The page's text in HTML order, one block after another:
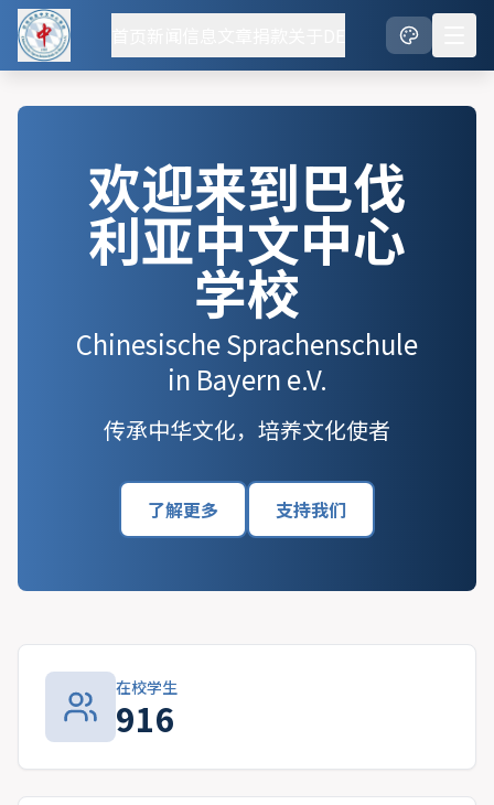
欢迎来到巴伐
利亚中文中心
学校
Chinesische Sprachenschule
in Bayern e.V.
传承中华文化，培养文化使者
了解更多 支持我们
在校学生
916